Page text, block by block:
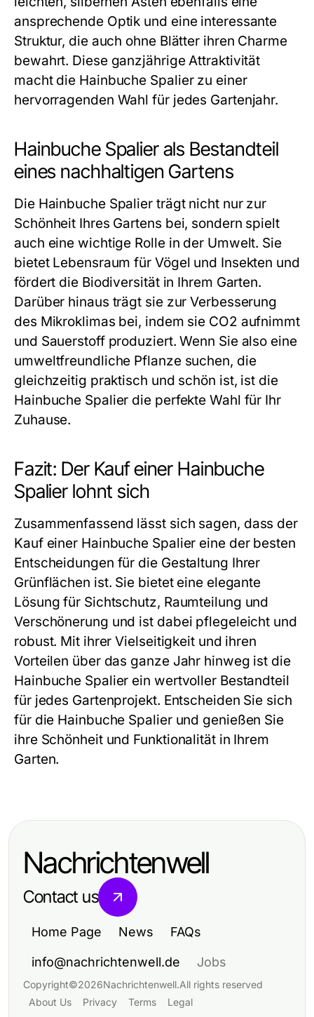
ansprechende Optik und eine interessante
Struktur, die auch ohne Blätter ihren Charme
bewahrt. Diese ganzjährige Attraktivität
macht die Hainbuche Spalier zu einer
hervorragenden Wahl für jedes Gartenjahr.
Hainbuche Spalier als Bestandteil
eines nachhaltigen Gartens
Die Hainbuche Spalier trägt nicht nur zur
Schönheit Ihres Gartens bei, sondern spielt
auch eine wichtige Rolle in der Umwelt. Sie
bietet Lebensraum für Vögel und Insekten und
fördert die Biodiversität in Ihrem Garten.
Darüber hinaus trägt sie zur Verbesserung
des Mikroklimas bei, indem sie CO2 aufnimmt
und Sauerstoff produziert. Wenn Sie also eine
umweltfreundliche Pflanze suchen, die
gleichzeitig praktisch und schön ist, ist die
Hainbuche Spalier die perfekte Wahl für Ihr
Zuhause.
Fazit: Der Kauf einer Hainbuche
Spalier lohnt sich
Zusammenfassend lässt sich sagen, dass der
Kauf einer Hainbuche Spalier eine der besten
Entscheidungen für die Gestaltung Ihrer
Grünflächen ist. Sie bietet eine elegante
Lösung für Sichtschutz, Raumteilung und
Verschönerung und ist dabei pflegeleicht und
robust. Mit ihrer Vielseitigkeit und ihren
Vorteilen über das ganze Jahr hinweg ist die
Hainbuche Spalier ein wertvoller Bestandteil
für jedes Gartenprojekt. Entscheiden Sie sich
für die Hainbuche Spalier und genießen Sie
ihre Schönheit und Funktionalität in Ihrem
Garten.
Nachrichtenwell
Contact us
Home Page News FAQs
info@nachrichtenwell.de Jobs
Copyright©2026Nachrichtenwell.All rights reserved
About Us
Privacy Terms Legal